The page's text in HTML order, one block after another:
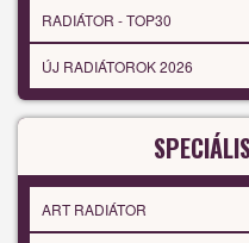
RADIÁTOR - TOP30
ÚJ RADIÁTOROK 2026
ART RADIÁTOR